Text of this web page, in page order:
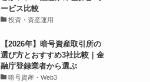
ービス比較
投資・資産運用
【2026年】暗号資産取引所の
選び方とおすすめ3社比較｜金
融庁登録業者から選ぶ
暗号資産・Web3